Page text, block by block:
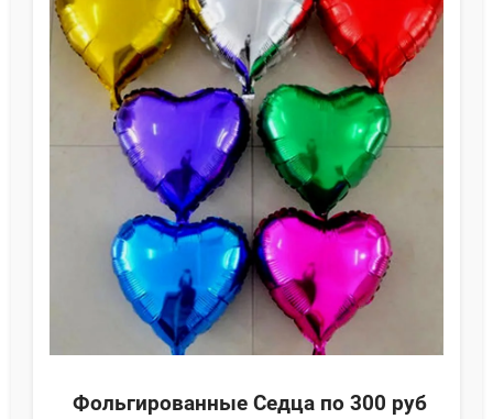
Фольгированные Седца по 300 руб